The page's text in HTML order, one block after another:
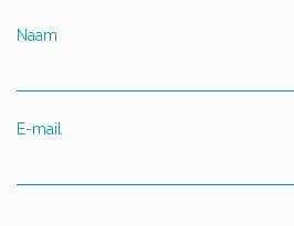
Naam
E-mail